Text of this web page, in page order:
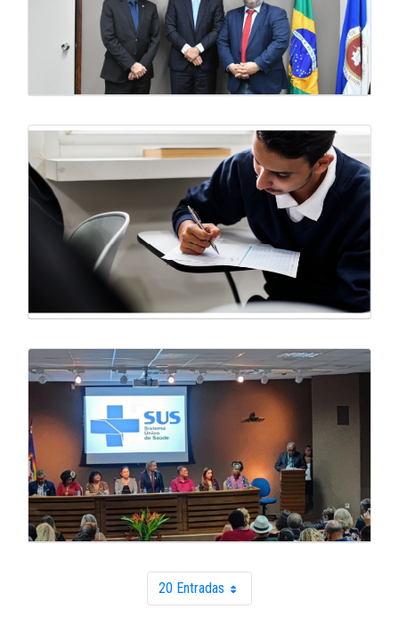
20 EntradasPor página